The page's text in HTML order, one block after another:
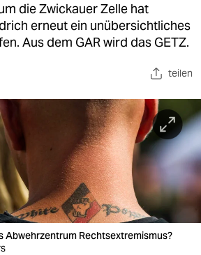
die Zwickauer Zelle hat
erneut ein unübersichtliches
Aus dem GAR wird das GETZ.
teilen
Abwehrzentrum Rechtsextremismus?